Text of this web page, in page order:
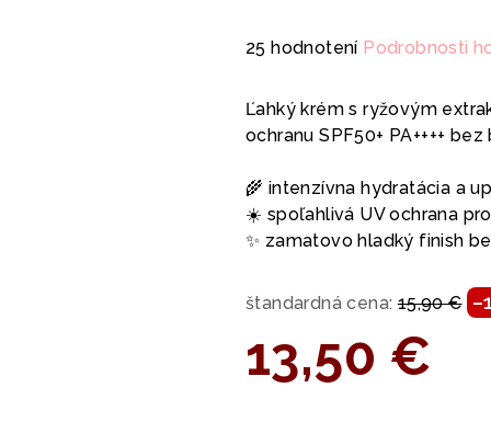
Priemerné
produktu
z
5
hviezdičiek.
25 hodnotení Podrobnosti
Ľahký krém s ryžovým
ochranu SPF50+ PA++++
🌾 intenzívna hydratácia a
☀️ spoľahlivá UV ochrana
✨ zamatovo hladký finish
štandardná cena: 15,90 €
13,50 €